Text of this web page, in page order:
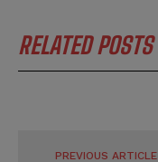
N
a
N
a
RELATED POSTS
PREVIOUS ARTICLE